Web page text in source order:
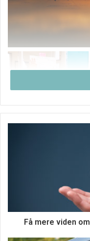
Livet er smukt og
bedste ud af
Selvom hverdagen er
Få mere viden